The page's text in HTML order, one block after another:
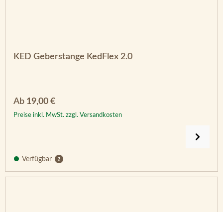
KED Geberstange KedFlex 2.0
Regulärer Preis:
Ab 19,00 €
Preise inkl. MwSt. zzgl. Versandkosten
Verfügbar